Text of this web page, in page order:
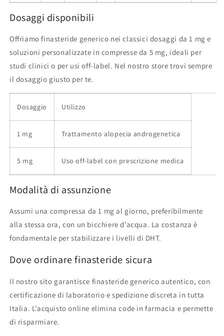
Dosaggi disponibili
Offriamo finasteride generico nei classici dosaggi da 1 mg e
soluzioni personalizzate in compresse da 5 mg, ideali per
studi clinici o per usi off-label. Nel nostro store trovi sempre
il dosaggio giusto per te.
Dosaggio Utilizzo
1 mg Trattamento alopecia androgenetica
5 mg Uso off-label con prescrizione medica
Modalità di assunzione
Assumi una compressa da 1 mg al giorno, preferibilmente
alla stessa ora, con un bicchiere d’acqua. La costanza è
fondamentale per stabilizzare i livelli di DHT.
Dove ordinare finasteride sicura
Il nostro sito garantisce finasteride generico autentico, con
certificazione di laboratorio e spedizione discreta in tutta
Italia. L’acquisto online elimina code in farmacia e permette
di risparmiare.